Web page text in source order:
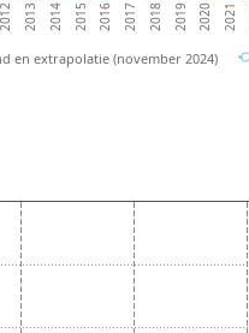
2012 2013 2014 2015 2016 2017 2018 2019 2020 2021
en extrapolatie (november 2024)